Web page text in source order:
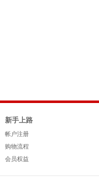
新手上路
帐户注册
购物流程
会员权益